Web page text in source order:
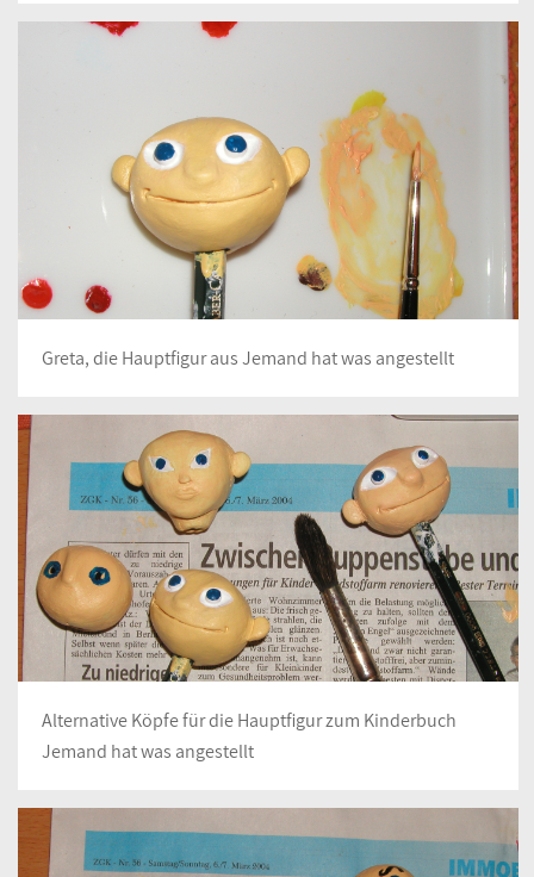
Greta, die Hauptfigur aus Jemand hat was angestellt
Alternative Köpfe für die Hauptfigur zum Kinderbuch
Jemand hat was angestellt